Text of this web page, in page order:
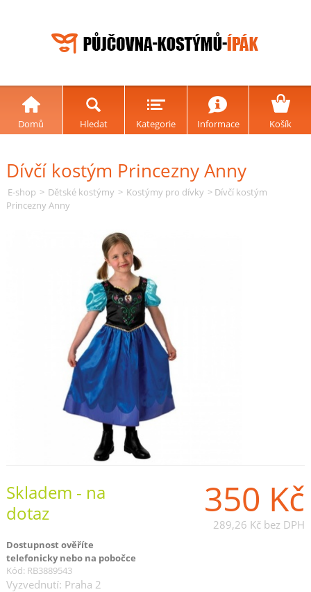
Domů Hledat Kategorie Informace Košík
Dívčí kostým Princezny Anny
E-shop > Dětské kostýmy > Kostýmy pro dívky > Dívčí kostým
Princezny Anny
350 Kč
289,26 Kč bez DPH
Skladem - na
dotaz
Dostupnost ověříte
telefonicky nebo na pobočce
Kód: RB3889543
Vyzvednutí: Praha 2